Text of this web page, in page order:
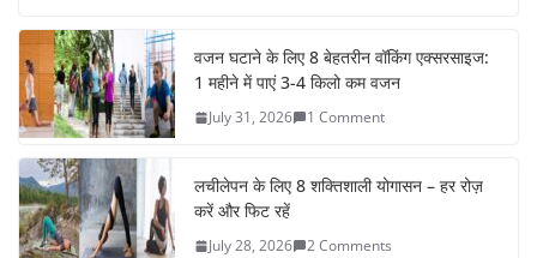
c
e
b
o
o
k
itt
er e
वजन घटाने के लिए 8 बेहतरीन वॉकिंग एक्सरसाइज:
1 महीने में पाएं 3-4 किलो कम वजन
July 31, 2026 1 Comment
लचीलेपन के लिए 8 शक्तिशाली योगासन – हर रोज़
करें और फिट रहें
July 28, 2026 2 Comments